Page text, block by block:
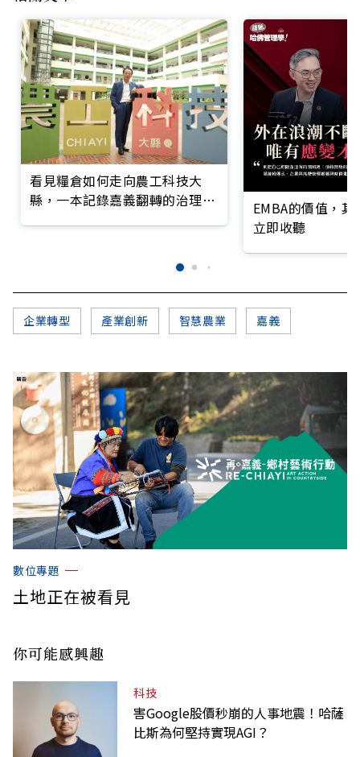
看見糧倉如何走向農工科技大
縣，一本記錄嘉義翻轉的治理實
EMBA的價值，
立即收聽
企業轉型 產業創新 智慧農業 嘉義
數位專題
土地正在被看見
你可能感興趣
科技
害Google股價秒崩的人事地震！哈薩
比斯為何堅持實現AGI？